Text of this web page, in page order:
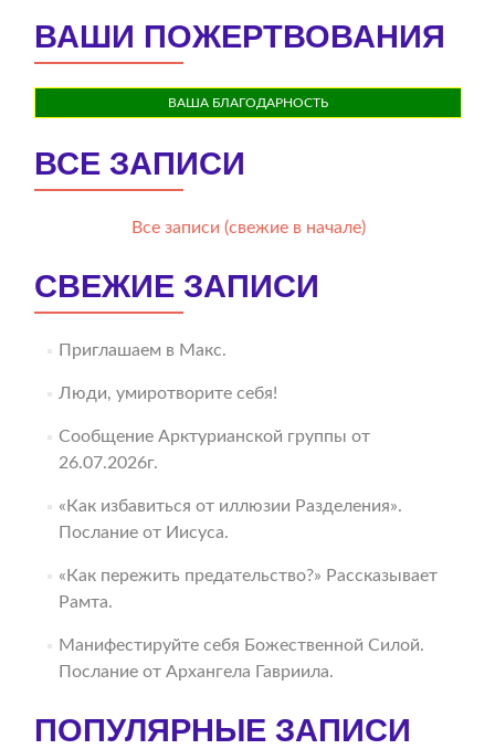
ВАШИ ПОЖЕРТВОВАНИЯ
ВАША БЛАГОДАРНОСТЬ
ВСЕ ЗАПИСИ
Все записи (свежие в начале)
СВЕЖИЕ ЗАПИСИ
Приглашаем в Макс.
Люди, умиротворите себя!
Сообщение Арктурианской группы от
26.07.2026г.
«Как избавиться от иллюзии Разделения».
Послание от Иисуса.
«Как пережить предательство?» Рассказывает
Рамта.
Манифестируйте себя Божественной Силой.
Послание от Архангела Гавриила.
ПОПУЛЯРНЫЕ ЗАПИСИ